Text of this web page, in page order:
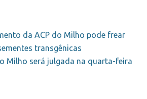
da ACP do Milho pode frear
transgênicas
Milho será julgada na quarta-feira